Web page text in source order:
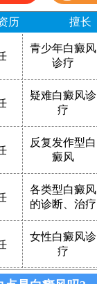
历 擅长
青少年白癜风
诊疗
疑难白癜风诊
疗
反复发作型白
癜风
各类型白癜风
的诊断、治疗
女性白癜风诊
疗